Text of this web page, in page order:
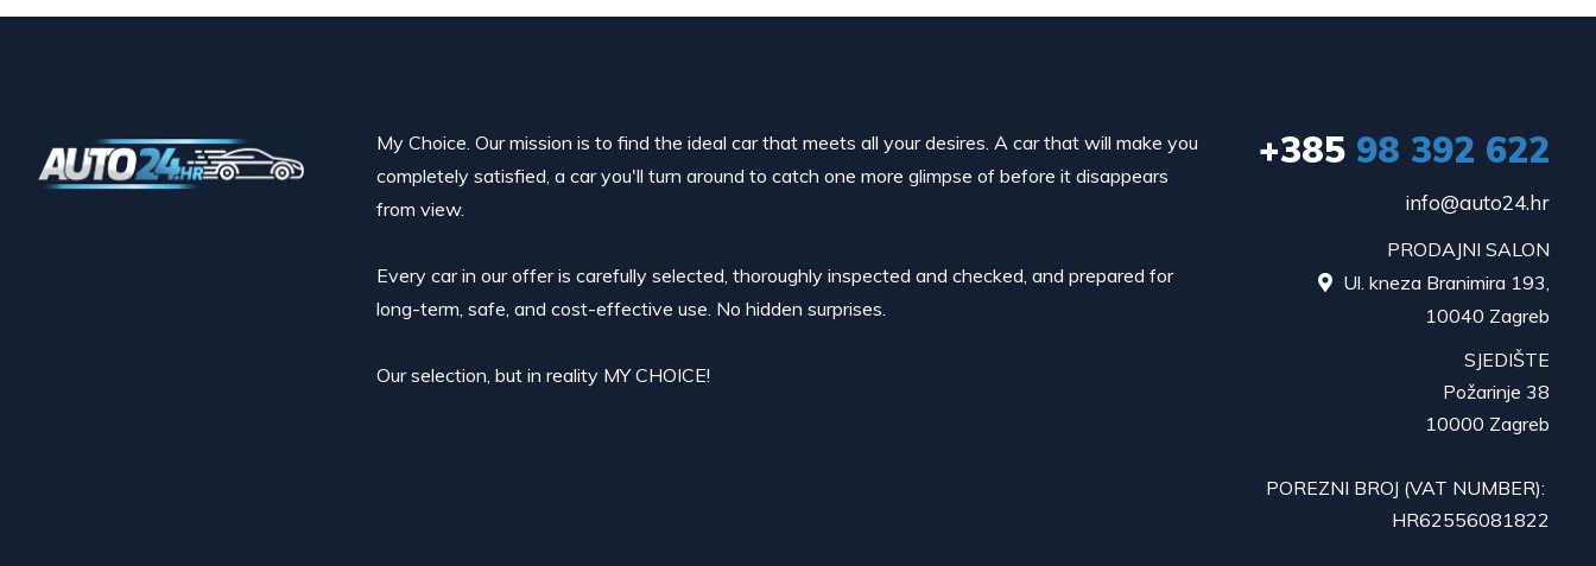
My Choice. Our mission is to find the ideal car that meets all your desires. A car that will make you
completely satisfied, a car you'll turn around to catch one more glimpse of before it disappears
from view.
Every car in our offer is carefully selected, thoroughly inspected and checked, and prepared for
long-term, safe, and cost-effective use. No hidden surprises.
Our selection, but in reality MY CHOICE!
+385 98 392 622
info@auto24.hr
PRODAJNI SALON
Ul. kneza Branimira 193,
10040 Zagreb
SJEDIŠTE
Požarinje 38
10000 Zagreb
POREZNI BROJ (VAT NUMBER):
HR62556081822